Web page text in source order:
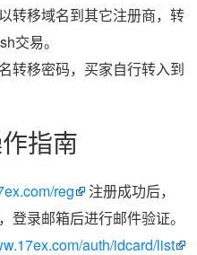
转移域名到其它注册商，转
交易。
转移密码，买家自行转入到
指南
reg
注册成功后，
登录邮箱后进行邮件验证。
auth/idcard/list